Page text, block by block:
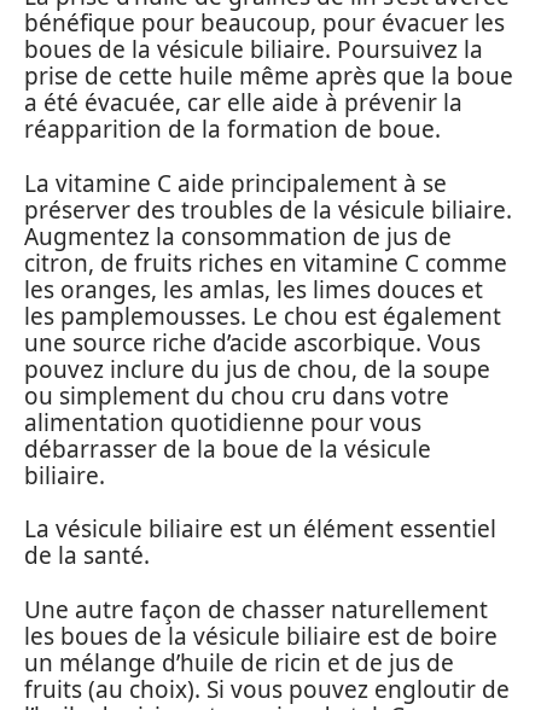
bénéfique pour beaucoup, pour évacuer les
boues de la vésicule biliaire. Poursuivez la
prise de cette huile même après que la boue
a été évacuée, car elle aide à prévenir la
réapparition de la formation de boue.
La vitamine C aide principalement à se
préserver des troubles de la vésicule biliaire.
Augmentez la consommation de jus de
citron, de fruits riches en vitamine C comme
les oranges, les amlas, les limes douces et
les pamplemousses. Le chou est également
une source riche d’acide ascorbique. Vous
pouvez inclure du jus de chou, de la soupe
ou simplement du chou cru dans votre
alimentation quotidienne pour vous
débarrasser de la boue de la vésicule
biliaire.
La vésicule biliaire est un élément essentiel
de la santé.
Une autre façon de chasser naturellement
les boues de la vésicule biliaire est de boire
un mélange d’huile de ricin et de jus de
fruits (au choix). Si vous pouvez engloutir de